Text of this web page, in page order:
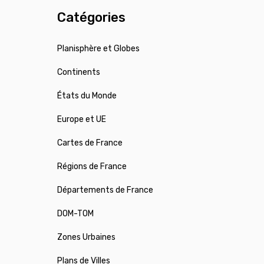
Catégories
Planisphère et Globes
Continents
États du Monde
Europe et UE
Cartes de France
Régions de France
Départements de France
DOM-TOM
Zones Urbaines
Plans de Villes